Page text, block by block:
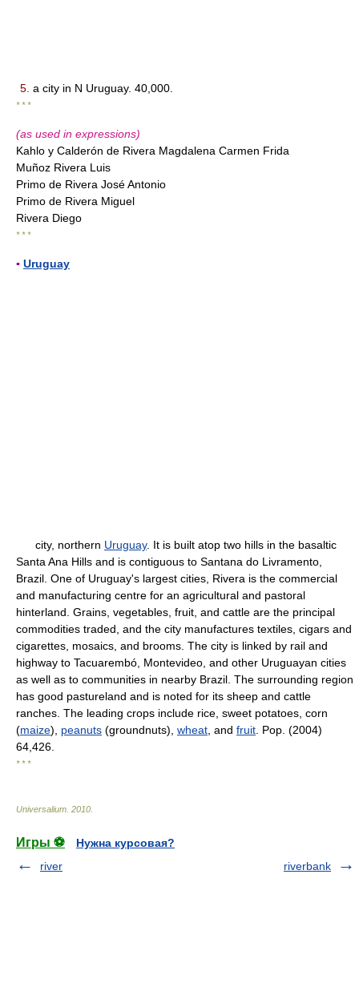
5. a city in N Uruguay. 40,000.
* * *
(as used in expressions)
Kahlo y Calderón de Rivera Magdalena Carmen Frida
Muñoz Rivera Luis
Primo de Rivera José Antonio
Primo de Rivera Miguel
Rivera Diego
* * *
▪ Uruguay
city, northern Uruguay. It is built atop two hills in the basaltic
Santa Ana Hills and is contiguous to Santana do Livramento,
Brazil. One of Uruguay's largest cities, Rivera is the commercial
and manufacturing centre for an agricultural and pastoral
hinterland. Grains, vegetables, fruit, and cattle are the principal
commodities traded, and the city manufactures textiles, cigars and
cigarettes, mosaics, and brooms. The city is linked by rail and
highway to Tacuarembó, Montevideo, and other Uruguayan cities
as well as to communities in nearby Brazil. The surrounding region
has good pastureland and is noted for its sheep and cattle
ranches. The leading crops include rice, sweet potatoes, corn
(maize), peanuts (groundnuts), wheat , and fruit . Pop. (2004)
64,426.
* * *
Universalium 2010
Игры ⚽
Нужна курсовая?
river
riverbank